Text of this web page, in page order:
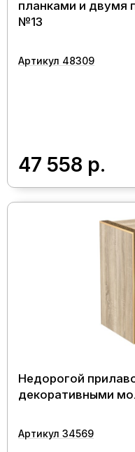
планками и двумя
№13
Артикул 48309
47 558 р.
Недорогой
декоративными
Артикул 34569